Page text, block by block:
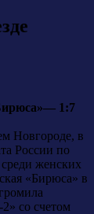
1:7
Новгороде, в
России по
женских
«Бирюса» в
со счетом